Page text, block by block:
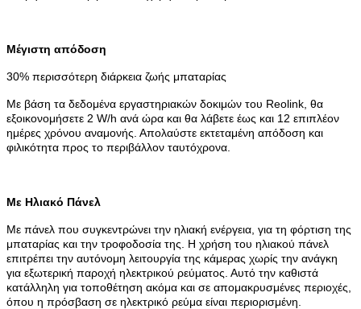
Μέγιστη απόδοση
30% περισσότερη διάρκεια ζωής μπαταρίας
Με βάση τα δεδομένα εργαστηριακών δοκιμών του Reolink, θα
εξοικονομήσετε 2 W/h ανά ώρα και θα λάβετε έως και 12 επιπλέον
ημέρες χρόνου αναμονής. Απολαύστε εκτεταμένη απόδοση και
φιλικότητα προς το περιβάλλον ταυτόχρονα.
Με Ηλιακό Πάνελ
Με πάνελ που συγκεντρώνει την ηλιακή ενέργεια, για τη φόρτιση της
μπαταρίας και την τροφοδοσία της. Η χρήση του ηλιακού πάνελ
επιτρέπει την αυτόνομη λειτουργία της κάμερας χωρίς την ανάγκη
για εξωτερική παροχή ηλεκτρικού ρεύματος. Αυτό την καθιστά
κατάλληλη για τοποθέτηση ακόμα και σε απομακρυσμένες περιοχές,
όπου η πρόσβαση σε ηλεκτρικό ρεύμα είναι περιορισμένη.